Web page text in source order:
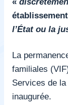
l’État ou la
La
familiales
Services de
inaugurée.